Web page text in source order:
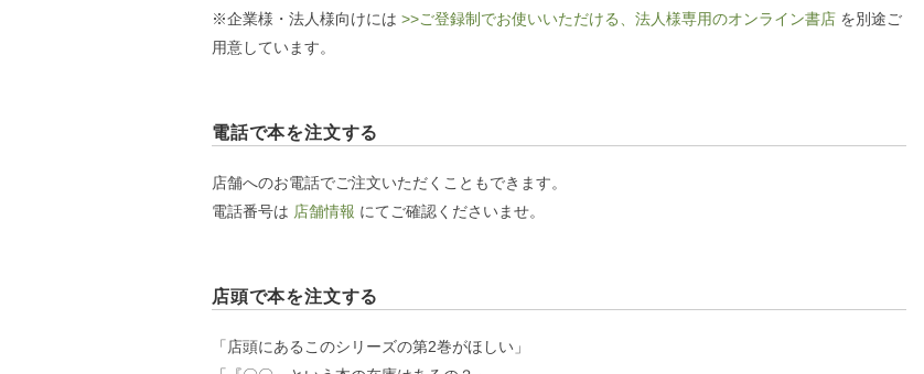
※企業様・法人様向けには >>ご登録制でお使いいただける、法人様専用のオンライン書店 を別途ご
用意しています。
電話で本を注文する
店舗へのお電話でご注文いただくこともできます。
電話番号は 店舗情報 にてご確認くださいませ。
店頭で本を注文する
「店頭にあるこのシリーズの第2巻がほしい」